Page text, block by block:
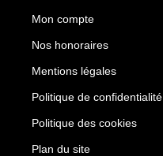
Mon compte
Nos honoraires
Mentions légales
Politique de confidentialité
Politique des cookies
Plan du site